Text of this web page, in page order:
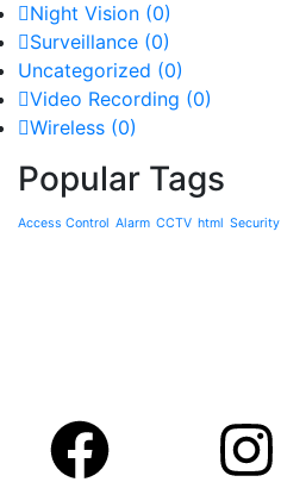
Night Vision (0)
Surveillance (0)
Uncategorized (0)
Video Recording (0)
Wireless (0)
Popular Tags
Access Control Alarm CCTV html Security